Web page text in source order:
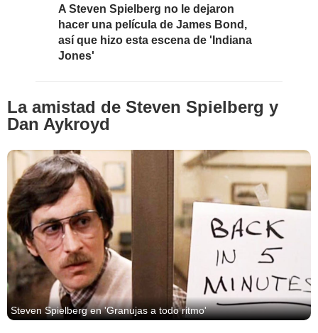
A Steven Spielberg no le dejaron
hacer una película de James Bond,
así que hizo esta escena de 'Indiana
Jones'
La amistad de Steven Spielberg y
Dan Aykroyd
Steven Spielberg en 'Granujas a todo ritmo'